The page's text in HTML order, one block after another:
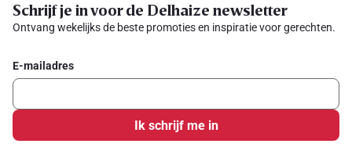
Schrijf je in voor de Delhaize newsletter
Ontvang wekelijks de beste promoties en inspiratie voor gerechten.
E-mailadres
Ik schrijf me in